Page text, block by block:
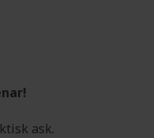
ask.